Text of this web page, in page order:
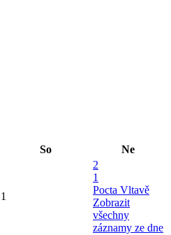
So Ne
1
2
1
Pocta Vltavě
Zobrazit
všechny
záznamy ze dne